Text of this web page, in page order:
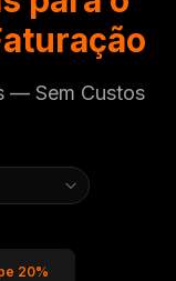
— Sem Custos
20%